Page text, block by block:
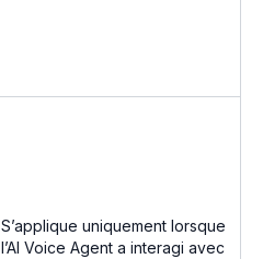
S’applique uniquement lorsque
l’AI Voice Agent a interagi avec